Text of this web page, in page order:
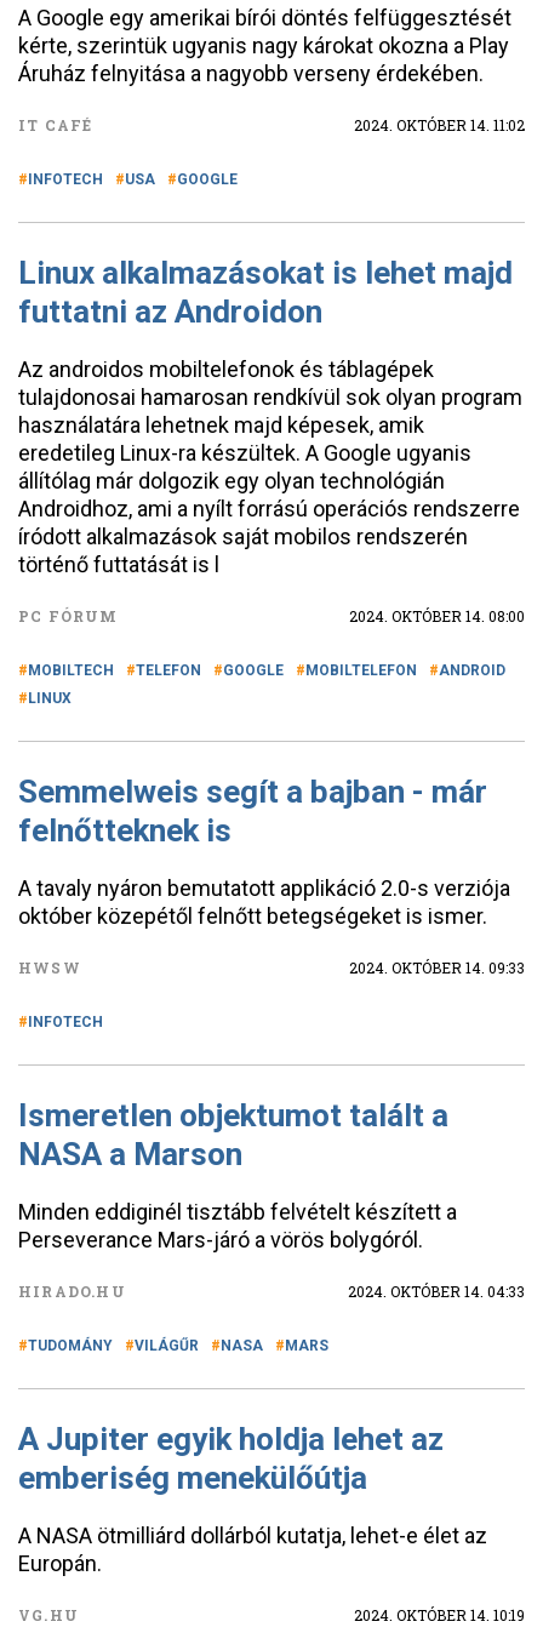
A Google egy amerikai bírói döntés felfüggesztését
kérte, szerintük ugyanis nagy károkat okozna a Play
Áruház felnyitása a nagyobb verseny érdekében.
IT CAFÉ 2024. OKTÓBER 14. 11:02
INFOTECH USA GOOGLE
Linux alkalmazásokat is lehet majd
futtatni az Androidon
Az androidos mobiltelefonok és táblagépek
tulajdonosai hamarosan rendkívül sok olyan program
használatára lehetnek majd képesek, amik
eredetileg Linux-ra készültek. A Google ugyanis
állítólag már dolgozik egy olyan technológián
Androidhoz, ami a nyílt forrású operációs rendszerre
íródott alkalmazások saját mobilos rendszerén
történő futtatását is l
PC FÓRUM 2024. OKTÓBER 14. 08:00
MOBILTECH TELEFON GOOGLE MOBILTELEFON
ANDROID
LINUX
Semmelweis segít a bajban - már
felnőtteknek is
A tavaly nyáron bemutatott applikáció 2.0-s verziója
október közepétől felnőtt betegségeket is ismer.
HWSW 2024. OKTÓBER 14. 09:33
INFOTECH
Ismeretlen objektumot talált a
NASA a Marson
Minden eddiginél tisztább felvételt készített a
Perseverance Mars-járó a vörös bolygóról.
HIRADO.HU 2024. OKTÓBER 14. 04:33
TUDOMÁNY VILÁGŰR NASA MARS
A Jupiter egyik holdja lehet az
emberiség menekülőútja
A NASA ötmilliárd dollárból kutatja, lehet-e élet az
Europán.
VG.HU 2024. OKTÓBER 14. 10:19